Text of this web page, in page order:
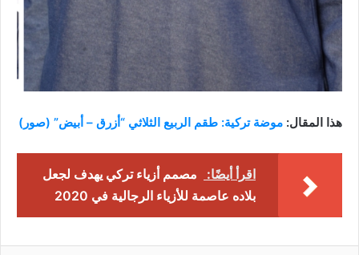
هذا المقال: موضة تركية: طقم الربيع الثلاثي “أزرق – أبيض” (صور)
اقرأ أيضًا:
مصمم أزياء تركي يهدف لجعل
بلاده عاصمة للأزياء الرجالية في 2020